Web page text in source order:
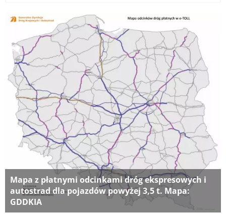
Mapa z płatnymi odcinkami dróg ekspresowych i
autostrad dla pojazdów powyżej 3,5 t. Mapa:
GDDKIA